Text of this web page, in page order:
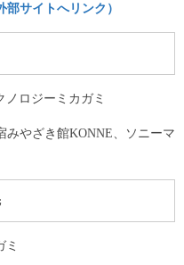
サイトへリンク）
ノロジーミカガミ
みやざき館KONNE、ソニーマ
ミ